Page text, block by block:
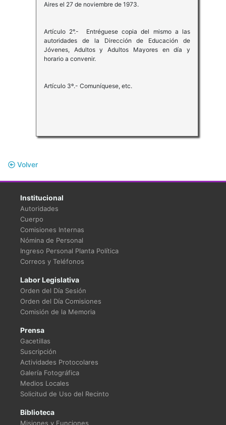
Aires el 27 de noviembre de 1973.
Artículo 2°.- Entréguese copia del mismo a las
autoridades de la Dirección de Educación de
Jóvenes, Adultos y Adultos Mayores en día y
horario a convenir.
Artículo 3º.- Comuníquese, etc.
Volver
Institucional
Autoridades
Cuerpo
Comisiones Internas
Nómina de Personal
Ingreso Personal Planta Política
Correos y Teléfonos
Labor Legislativa
Orden del Día Sesión
Orden del Día Comisiones
Comisión de la Memoria
Prensa
Gacetillas
Suscripción
Actividades Protocolares
Galería Fotográfica
Medios Locales
Solicitud de Uso del Recinto
Biblioteca
Misiones y Funciones